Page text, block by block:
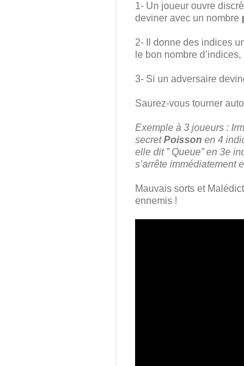
1- Un joueur ouvre
deviner avec un nombre
2- Il donne des indices
le bon nombre
3- Si un adversaire
Saurez-vous tourner
Exemple à 3 joueurs :
secretPoisson en 4
elle dit ” Queue” en 3e
s’arrête immédiatement
Mauvais sorts et
ennemis !